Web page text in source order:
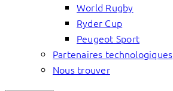
World Rugby
Ryder Cup
Peugeot Sport
Partenaires technologiques
Nous trouver